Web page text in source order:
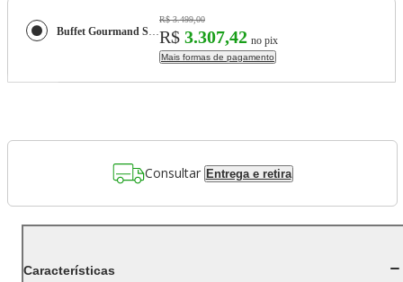
Buffet Gourmand Sem Tampa Kit 4 Peças 13 cm Preto Matte Black Le Creuset
R$ 3.499,00
R$ 3.307,42 no pix
Mais formas de pagamento
Consultar Entrega e retira
Características